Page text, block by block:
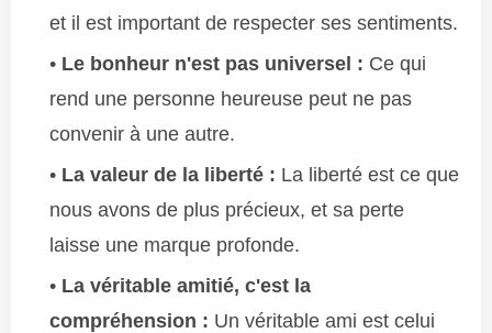
et il est important de respecter ses sentiments.
Le bonheur n'est pas universel : Ce qui
rend une personne heureuse peut ne pas
convenir à une autre.
La valeur de la liberté : La liberté est ce que
nous avons de plus précieux, et sa perte
laisse une marque profonde.
La véritable amitié, c'est la
compréhension : Un véritable ami est celui